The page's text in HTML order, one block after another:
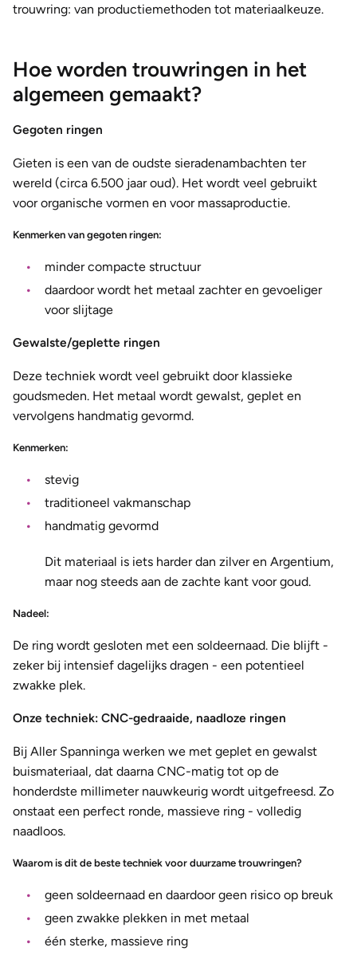
trouwring: van productiemethoden tot materiaalkeuze.
Hoe worden trouwringen in het
algemeen gemaakt?
Gegoten ringen
Gieten is een van de oudste sieradenambachten ter
wereld (circa 6.500 jaar oud). Het wordt veel gebruikt
voor organische vormen en voor massaproductie.
Kenmerken van gegoten ringen:
minder compacte structuur
daardoor wordt het metaal zachter en gevoeliger
voor slijtage
Gewalste/geplette ringen
Deze techniek wordt veel gebruikt door klassieke
goudsmeden. Het metaal wordt gewalst, geplet en
vervolgens handmatig gevormd.
Kenmerken:
stevig
traditioneel vakmanschap
handmatig gevormd
Dit materiaal is iets harder dan zilver en Argentium,
maar nog steeds aan de zachte kant voor goud.
Nadeel:
De ring wordt gesloten met een soldeernaad. Die blijft -
zeker bij intensief dagelijks dragen - een potentieel
zwakke plek.
Onze techniek: CNC-gedraaide, naadloze ringen
Bij Aller Spanninga werken we met geplet en gewalst
buismateriaal, dat daarna CNC-matig tot op de
honderdste millimeter nauwkeurig wordt uitgefreesd. Zo
onstaat een perfect ronde, massieve ring - volledig
naadloos.
Waarom is dit de beste techniek voor duurzame trouwringen?
geen soldeernaad en daardoor geen risico op breuk
geen zwakke plekken in met metaal
één sterke, massieve ring